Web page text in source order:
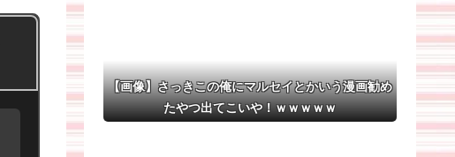
【画像】さっきこの俺にマルセイとかいう漫画勧め
たやつ出てこいや！ｗｗｗｗｗ